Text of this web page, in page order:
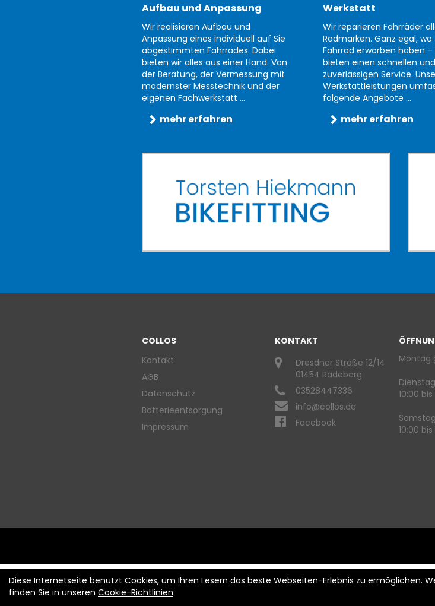
Aufbau und Anpassung
Wir realisieren Aufbau und
Anpassung eines individuell auf Sie
abgestimmten Fahrrades. Dabei
bieten wir alles aus einer Hand. Von
der Beratung, der Vermessung mit
modernster Messtechnik und der
eigenen Fachwerkstatt ...
mehr erfahren
Werkstatt
Wir reparieren Fahrräder
Radmarken. Ganz egal, wo
Fahrrad erworben haben –
bieten einen schnellen und
zuverlässigen Service.
Werkstattleistungen
folgende Angebote ...
mehr erfahren
COLLOS
Kontakt
AGB
Datenschutz
Batterieentsorgung
Impressum
KONTAKT
Dresdner Straße 12/14
01454 Radeberg
03528447336
info@collos.de
Facebook
Montag
10:00
Samstag
10:00
Diese Internetseite benutzt Cookies, um Ihren Lesern das beste Webseiten-Erlebnis zu ermöglichen.
finden Sie in unseren Cookie-Richtlinien.